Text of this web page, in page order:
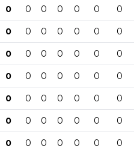
0 0 0 0 0 0 0
0 0 0 0 0 0 0
0 0 0 0 0 0 0
0 0 0 0 0 0 0
0 0 0 0 0 0 0
0 0 0 0 0 0 0
0 0 0 0 0 0 0